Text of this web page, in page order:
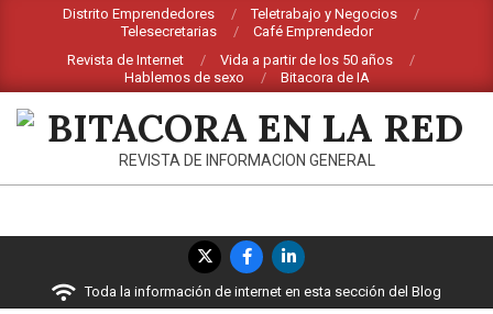
contenido
Distrito Emprendedores
Teletrabajo y Negocios
Telesecretarias
Café Emprendedor
Revista de Internet
Vida a partir de los 50 años
Hablemos de sexo
Bitacora de IA
BITACORA
LA
RED
REVISTA DE INFORMACION GENERAL
navegación
Toda la información de internet en esta sección del Blog